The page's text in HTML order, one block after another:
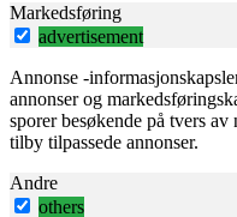
Markedsføring
advertisement
Annonse -
annonser og
sporer besøkende på tvers
tilby tilpassede annonser.
Andre
others